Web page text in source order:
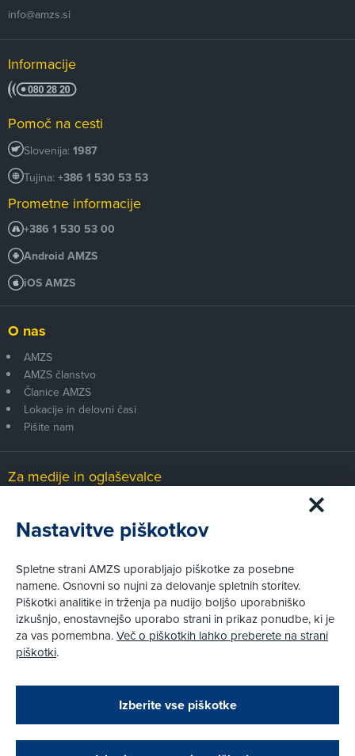
Zapri
Podarjamo vam 10 €!
Obstoječi in novi AMZS člani, ki boste v AMZS
opravili registracijo vozila, boste prejeli
info@amzs.si
Informacije
Pomoč na cesti
Slovenija: 1987
Tujina: +386 1 530 53 53
Prometne informacije
+386 1 530 53 00
Android AMZS
iOS AMZS
O nas
AMZS
AMZS članstvo
Članice AMZS
Lokacije in delovni časi
Pišite nam
Za medije in oglaševalce
Piškotki
Politika zasebnosti
Informacije o obdelavi osebnih podatkov - videonadzor
Pravno obvestilo
Izvensodno reševanje potrošniških sporov
Cenik članstva AMZS
Pri spletni včlanitvi so podprta naslednja plačilna sredstva:
Nastavitve piškotkov
Spletne strani AMZS uporabljajo piškotke za posebne
namene. Osnovni so nujni za delovanje spletnih storitev.
Piškotki analitike in trženja pa nudijo boljšo uporabniško
izkušnjo, enostavnejšo uporabo strani in prikaz ponudbe, ki je
za vas pomembna.Več o piškotkih lahko preberete na strani
piškotki.
Izberite vse piškotke